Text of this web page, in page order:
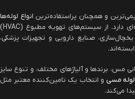
و همچنان پراستفاده‌ترین انواع لوله‌ها
در صنایع مختلف، جایگاه ویژه‌ای دارد. از سیستم‌های تهویه مطبوع (HVAC)
صنایع دارویی و تجهیزات پزشکی،
مس، برندها و آلیاژهای مختلف، و تنوع سایز
مسی و انتخاب یک تامین‌کننده معتبر مثل
می‌کند.